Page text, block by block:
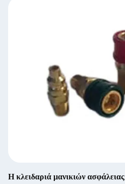
Η κλειδαριά μανικιών